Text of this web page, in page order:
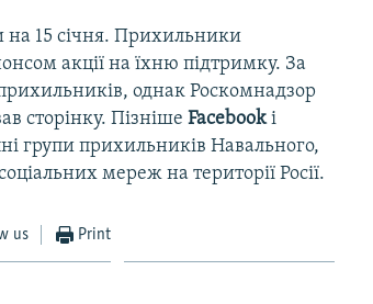
15 січня. Прихильники
акції на їхню підтримку. За
однак Роскомнадзор
сторінку. ПізнішеFacebookі
групи прихильників Навального,
мереж на території Росії.
us Print